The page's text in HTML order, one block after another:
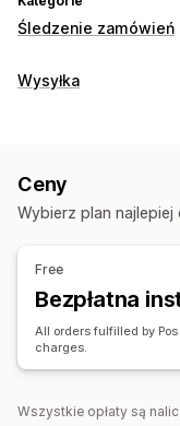
Śledzenie zamówień
Wysyłka
Ceny
Wybierz plan
Free
Bezpłatna
All orders fulfilled by
charges.
Wszystkie opłaty są